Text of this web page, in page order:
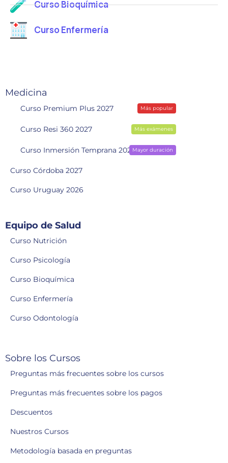
Curso Bioquímica
Curso Enfermería
Medicina
Curso Premium Plus 2027 Más popular
Curso Resi 360 2027 Más exámenes
Curso Inmersión Temprana 2028Mayor duración
Curso Córdoba 2027
Curso Uruguay 2026
Equipo de Salud
Curso Nutrición
Curso Psicología
Curso Bioquímica
Curso Enfermería
Curso Odontología
Sobre los Cursos
Preguntas más frecuentes sobre los cursos
Preguntas más frecuentes sobre los pagos
Descuentos
Nuestros Cursos
Metodología basada en preguntas